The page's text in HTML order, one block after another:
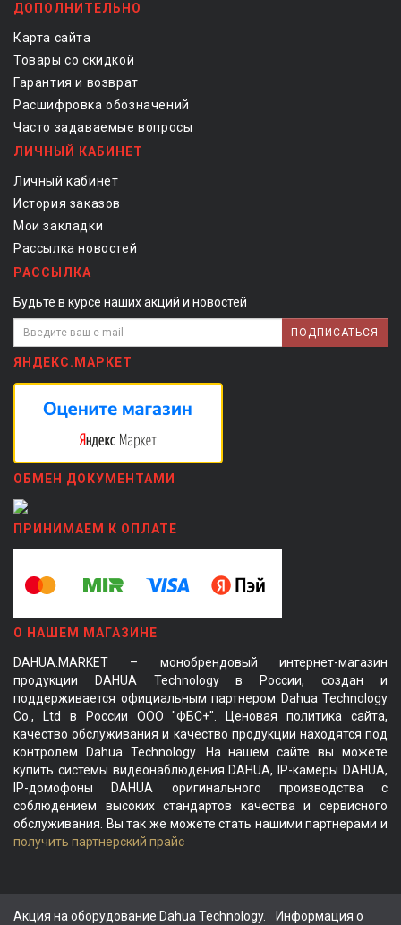
ДОПОЛНИТЕЛЬНО
Карта сайта
Товары со скидкой
Гарантия и возврат
Расшифровка обозначений
Часто задаваемые вопросы
ЛИЧНЫЙ КАБИНЕТ
Личный кабинет
История заказов
Мои закладки
Рассылка новостей
РАССЫЛКА
Будьте в курсе наших акций и новостей
ПОДПИСАТЬСЯ
ЯНДЕКС.МАРКЕТ
ОБМЕН ДОКУМЕНТАМИ
ПРИНИМАЕМ К ОПЛАТЕ
О НАШЕМ МАГАЗИНЕ
DAHUA.MARKET – монобрендовый интернет-магазин
продукции DAHUA Technology в России, создан и
поддерживается официальным партнером Dahua Technology
Co., Ltd в России ООО "ФБС+". Ценовая политика сайта,
качество обслуживания и качество продукции находятся под
контролем Dahua Technology. На нашем сайте вы можете
купить системы видеонаблюдения DAHUA, IP-камеры DAHUA,
IP-домофоны DAHUA оригинального производства с
соблюдением высоких стандартов качества и сервисного
обслуживания. Вы так же можете стать нашими партнерами и
получить партнерский прайс
Акция на оборудование Dahua Technology. Информация о